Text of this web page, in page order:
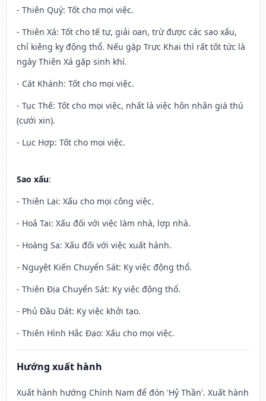
- Thiên Quý: Tốt cho mọi việc.
- Thiên Xá: Tốt cho tế tự, giải oan, trừ được các sao xấu,
chỉ kiêng kỵ động thổ. Nếu gặp Trực Khai thì rất tốt tức là
ngày Thiên Xá gặp sinh khí.
- Cát Khánh: Tốt cho mọi việc.
- Tục Thế: Tốt cho mọi việc, nhất là việc hôn nhân giá thú
(cưới xin).
- Lục Hợp: Tốt cho mọi việc.
Sao xấu:
- Thiên Lại: Xấu cho mọi công việc.
- Hoả Tai: Xấu đối với việc làm nhà, lợp nhà.
- Hoàng Sa: Xấu đối với việc xuất hành.
- Nguyệt Kiến Chuyển Sát: Kỵ việc động thổ.
- Thiên Địa Chuyển Sát: Kỵ việc động thổ.
- Phủ Đầu Dát: Kỵ việc khởi tạo.
- Thiên Hình Hắc Đạo: Xấu cho mọi việc.
Hướng xuất hành
Xuất hành hướng Chính Nam để đón 'Hỷ Thần'. Xuất hành